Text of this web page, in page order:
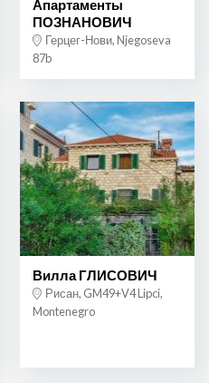
Апартаменты
ПОЗНАНОВИЧ
Герцег-Нови, Njegoseva
87b
Вилла ГЛИСОВИЧ
Рисан, GM49+V4 Lipci,
Montenegro